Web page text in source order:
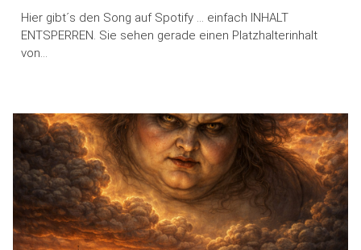
Hier gibt´s den Song auf Spotify … einfach INHALT
ENTSPERREN. Sie sehen gerade einen Platzhalterinhalt
von…